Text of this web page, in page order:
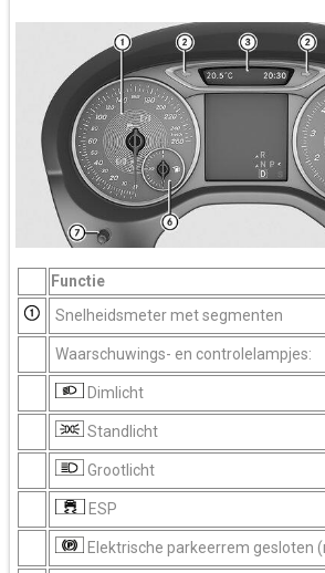
Functie
Snelheidsmeter met segmenten
Waarschuwings- en controlelampjes:
Dimlicht
Standlicht
Grootlicht
ESP
Elektrische parkeerrem gesloten